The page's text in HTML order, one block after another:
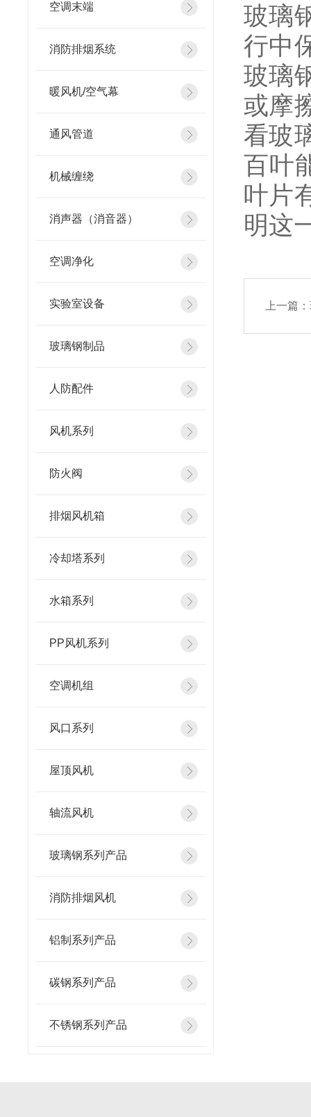
空调末端
消防排烟系统
暖风机/空气幕
通风管道
机械缠绕
消声器（消音器）
空调净化
实验室设备
玻璃钢制品
人防配件
风机系列
防火阀
排烟风机箱
冷却塔系列
水箱系列
PP风机系列
空调机组
风口系列
屋顶风机
轴流风机
玻璃钢系列产品
消防排烟风机
铝制系列产品
碳钢系列产品
不锈钢系列产品
玻璃
行中
玻璃
或摩
看玻
百叶
叶片
明这
上一篇：